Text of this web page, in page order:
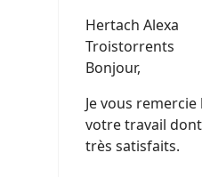
Hertach Alexa
Troistorrents
Bonjour,
Je vous
votre travail
très satisfaits.